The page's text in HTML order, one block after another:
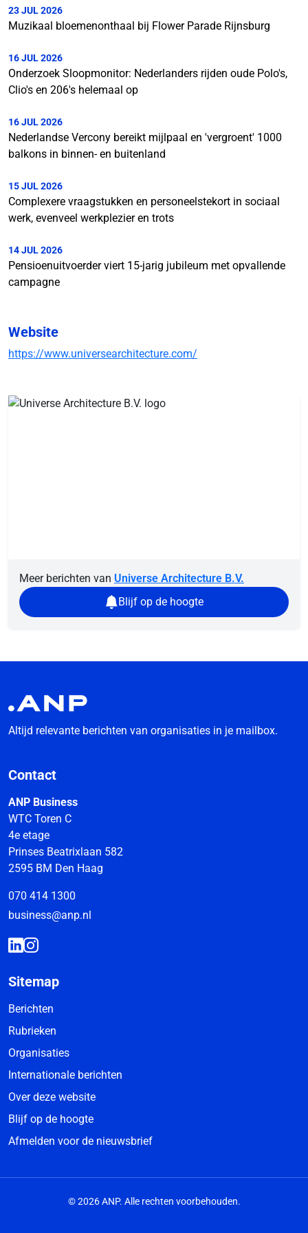
23 JUL 2026
Muzikaal bloemenonthaal bij Flower Parade Rijnsburg
16 JUL 2026
Onderzoek Sloopmonitor: Nederlanders rijden oude Polo's,
Clio's en 206's helemaal op
16 JUL 2026
Nederlandse Vercony bereikt mijlpaal en 'vergroent' 1000
balkons in binnen- en buitenland
15 JUL 2026
Complexere vraagstukken en personeelstekort in sociaal
werk, evenveel werkplezier en trots
14 JUL 2026
Pensioenuitvoerder viert 15-jarig jubileum met opvallende
campagne
Website
https://www.universearchitecture.com/
Meer berichten van Universe Architecture B.V.
Blijf op de hoogte
Altijd relevante berichten van organisaties in je mailbox.
Contact
ANP Business
WTC Toren C
4e etage
Prinses Beatrixlaan 582
2595 BM Den Haag
070 414 1300
business@anp.nl
Sitemap
Berichten
Rubrieken
Organisaties
Internationale berichten
Over deze website
Blijf op de hoogte
Afmelden voor de nieuwsbrief
© 2026 ANP. Alle rechten voorbehouden.